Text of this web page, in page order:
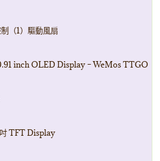
（1）驅動風扇
inch OLED Display – WeMos TTGO
TFT Display